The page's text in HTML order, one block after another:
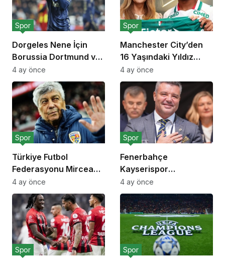
Dorgeles Nene İçin
Borussia Dortmund ve
Bayer Leverkusen
Devreye Girdi
Spor
4 ay önce
Manchester City’den
16 Yaşındaki Yıldız
Adayı İçin 40 Milyon
Euroluk Rekor Teklif
Spor
4 ay önce
Türkiye Futbol
Federasyonu Mircea
Lucescu İçin Saygı
Duruşu Kararı Aldı
Spor
4 ay önce
Fenerbahçe
Kayserispor
Deplasman Maçı
Biletlerini Taraftarı İçin
Sübvanse Etti
Spor
4 ay önce
Spor Spor